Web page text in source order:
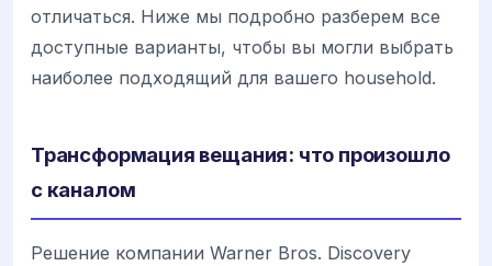
отличаться. Ниже мы подробно разберем все
доступные варианты, чтобы вы могли выбрать
наиболее подходящий для вашего household.
Трансформация вещания: что произошло
с каналом
Решение компании Warner Bros. Discovery